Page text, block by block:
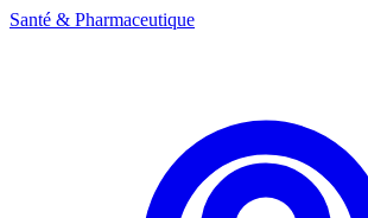
Santé & Pharmaceutique